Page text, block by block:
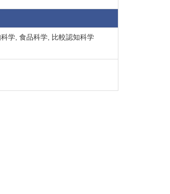
学, 食品科学, 比較認知科学